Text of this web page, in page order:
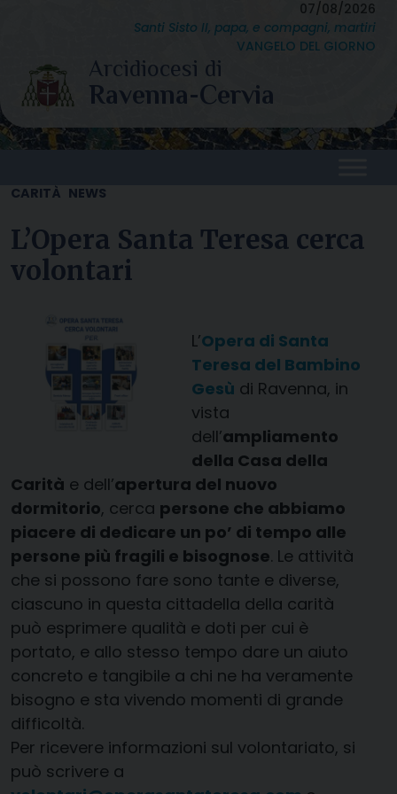
content
07/08/2026
Santi Sisto II, papa, e compagni, martiri
VANGELO DEL GIORNO
CARITÀ NEWS
L’Opera Santa Teresa cerca
volontari
L’Opera di Santa
Teresa del Bambino
Gesù di Ravenna, in
vista
dell’ampliamento
della Casa della
Carità e dell’apertura del nuovo
dormitorio, cerca persone che abbiamo
piacere di dedicare un po’ di tempo alle
persone più fragili e bisognose. Le attività
che si possono fare sono tante e diverse,
ciascuno in questa cittadella della carità
può esprimere qualità e doti per cui è
portato, e allo stesso tempo dare un aiuto
concreto e tangibile a chi ne ha veramente
bisogno e sta vivendo momenti di grande
difficoltà.
Per ricevere informazioni sul volontariato, si
può scrivere a